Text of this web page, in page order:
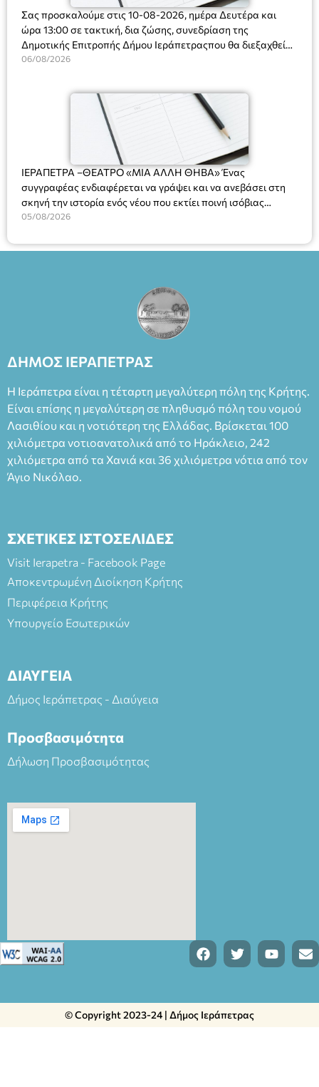
Σας προσκαλούμε στις 10-08-2026, ημέρα Δευτέρα και
ώρα 13:00 σε τακτική, δια ζώσης, συνεδρίαση της
Δημοτικής Επιτροπής Δήμου Ιεράπετραςπου θα διεξαχθεί
στο Δημοτικό Κατάστημα, Δημοκρατίας 31 στην αίθουσα
και λήψη αποφάσεων στα παρακάτω θέματα:
06/08/2026
ΙΕΡΑΠΕΤΡΑ –ΘΕΑΤΡΟ «ΜΙΑ ΑΛΛΗ ΘΗΒΑ» Ένας
συγγραφέας ενδιαφέρεται να γράψει και να ανεβάσει στη
σκηνή την ιστορία ενός νέου που εκτίει ποινή ισόβιας
κάθειρξης για πατροκτονία. Ένα πολυβραβευμένο έργο για
ασθένεια, τον ερωτισμό. Ένα έργο αινιγματικό, συγκινητικό,
έργο, ενώ η παράσταση έχει καθιερωθεί ως σημαντικό
θεατρικό γεγονός χάρη στις εξαιρετικές ερμηνείες του
Θάνου Λέκκα στον ρόλο του Συγγραφέα και του Δημήτρη
Καπουράνη, νικητή του βραβείου Δημήτρης Χορν 2022-
Φεδερίκο. Σκηνοθεσία: Βαγγέλης Θεοδωρόπουλος Είσοδος: :
άνω των 65 Προπώληση: Βιβλιοπωλείο Πάπυρος (Πλατεία
Πλαστήρα), E&G Mini market (Δημοκρατίας 39 Ιεράπετρα)
και στο more.com Χώρος: 3ο Γυμνάσιο Ιεράπετρας
(Είσοδος ΕΠΑ.Λ.) Έναρξη 21:15 Οργάνωση: ΚΝΩΣΟΣ
ΘΕΑΤΡΙΚΕΣ ΠΑΡΑΓΩΓΕΣ ΕΕ
05/08/2026
ΔΗΜΟΣ ΙΕΡΑΠΕΤΡΑΣ
Η Ιεράπετρα είναι η τέταρτη μεγαλύτερη πόλη της Κρήτης.
Είναι επίσης η μεγαλύτερη σε πληθυσμό πόλη του νομού
Λασιθίου και η νοτιότερη της Ελλάδας. Βρίσκεται 100
χιλιόμετρα νοτιοανατολικά από το Ηράκλειο, 242
χιλιόμετρα από τα Χανιά και 36 χιλιόμετρα νότια από τον
Άγιο Νικόλαο.
ΣΧΕΤΙΚΕΣ ΙΣΤΟΣΕΛΙΔΕΣ
Visit Ierapetra - Facebook Page
Αποκεντρωμένη Διοίκηση Κρήτης
Περιφέρεια Κρήτης
Υπουργείο Εσωτερικών
ΔΙΑΥΓΕΙΑ
Δήμος Ιεράπετρας - Διαύγεια
Προσβασιμότητα
Δήλωση Προσβασιμότητας
© Copyright 2023-24 | Δήμος Ιεράπετρας